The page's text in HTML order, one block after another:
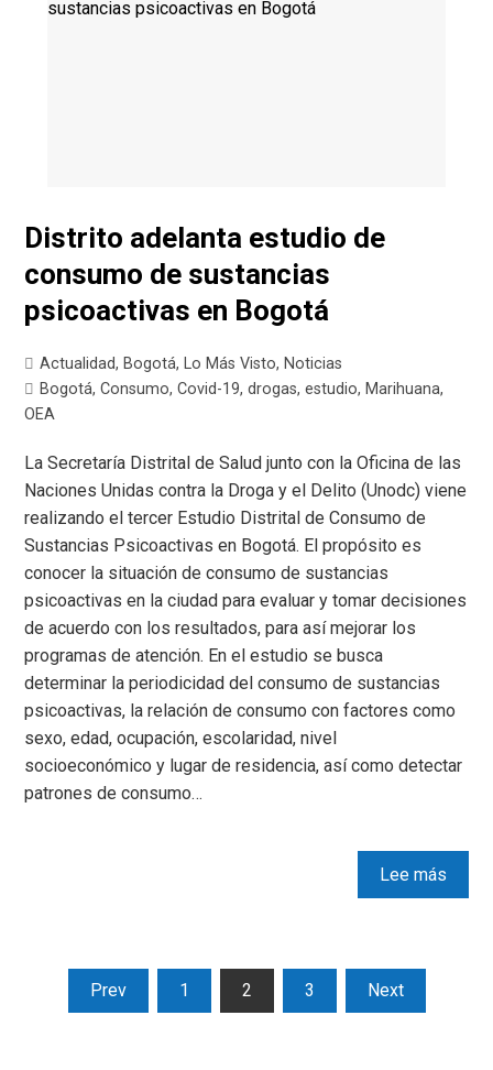
Distrito adelanta estudio de
consumo de sustancias
psicoactivas en Bogotá
Actualidad, Bogotá, Lo Más Visto, Noticias
Bogotá,Consumo,Covid-19,drogas,estudio, Marihuana,
OEA
La Secretaría Distrital de Salud junto con la Oficina de las
Naciones Unidas contra la Droga y el Delito (Unodc) viene
realizando el tercer Estudio Distrital de Consumo de
Sustancias Psicoactivas en Bogotá. El propósito es
conocer la situación de consumo de sustancias
psicoactivas en la ciudad para evaluar y tomar decisiones
de acuerdo con los resultados, para así mejorar los
programas de atención. En el estudio se busca
determinar la periodicidad del consumo de sustancias
psicoactivas, la relación de consumo con factores como
sexo, edad, ocupación, escolaridad, nivel
socioeconómico y lugar de residencia, así como detectar
patrones de consumo…
Lee más
Prev 1 2 3 Next